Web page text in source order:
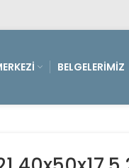
BELGELERIMIZ